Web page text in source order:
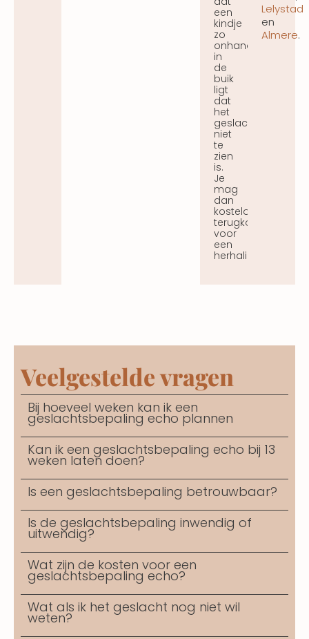
een
kindje
zo
onhandig
in
de
buik
ligt
dat
het
geslacht
niet
te
zien
is.
Je
mag
dan
kosteloos
terugkomen
voor
een
herhaling.
Lelystad
en
Almere.
Veelgestelde vragen
Bij hoeveel weken kan ik een
geslachtsbepaling echo plannen
Kan ik een geslachtsbepaling echo bij 13
weken laten doen?
Is een geslachtsbepaling betrouwbaar?
Is de geslachtsbepaling inwendig of
uitwendig?
Wat zijn de kosten voor een
geslachtsbepaling echo?
Wat als ik het geslacht nog niet wil
weten?